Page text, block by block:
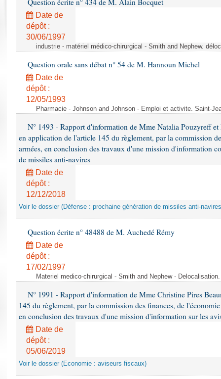
Rapports d'enquête
Rapports législatifs
Rapports sur l'application des lois
Baromètre de l’application des lois
Dossiers législatifs
Budget et sécurité sociale
Questions écrites et orales
Comptes rendus des débats
Question écrite n° 434 de M. Alain Bocquet
Date de
dépôt :
30/06/1997
industrie - matériel médico-chirurgical - Smith and Nephew.
Question orale sans débat n° 54 de M. Hannoun Michel
Date de
dépôt :
12/05/1993
Pharmacie - Johnson and Johnson - Emploi et activite. Saint-
N° 1493 - Rapport d'information de Mme Natalia Pouzyreff
en application de l'article 145 du règlement, par la commission
armées, en conclusion des travaux d'une mission d'information
de missiles anti-navires
Date de
dépôt :
12/12/2018
Voir le dossier (Défense : prochaine génération de missiles anti-
Question écrite n° 48488 de M. Auchedé Rémy
Date de
dépôt :
17/02/1997
Materiel medico-chirurgical - Smith and Nephew -
N° 1991 - Rapport d'information de Mme Christine Pires
145 du règlement, par la commission des finances, de
en conclusion des travaux d'une mission d'information sur les
Date de
dépôt :
05/06/2019
Voir le dossier (Economie : aviseurs fiscaux)